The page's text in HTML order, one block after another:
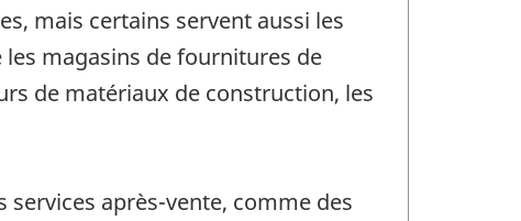
mais certains servent aussi les
magasins de fournitures de
de matériaux de construction, les
après-vente, comme des